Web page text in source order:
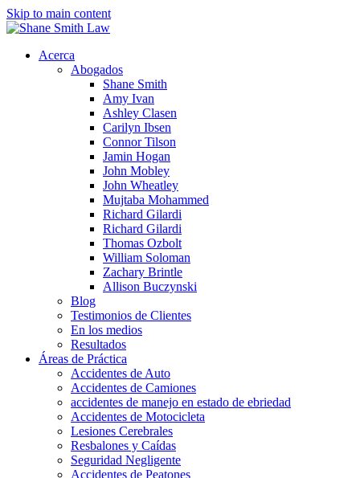
Skip to main content
Acerca
Abogados
Shane Smith
Amy Ivan
Ashley Clasen
Carilyn Ibsen
Connor Tilson
Jamin Hogan
John Mobley
John Wheatley
Mujtaba Mohammed
Richard Gilardi
Richard Gilardi
Thomas Ozbolt
William Soloman
Zachary Brintle
Allison Buczynski
Blog
Testimonios de Clientes
En los medios
Resultados
Áreas de Práctica
Accidentes de Auto
Accidentes de Camiones
accidentes de manejo en estado de ebriedad
Accidentes de Motocicleta
Lesiones Cerebrales
Resbalones y Caídas
Seguridad Negligente
Accidentes de Peatones